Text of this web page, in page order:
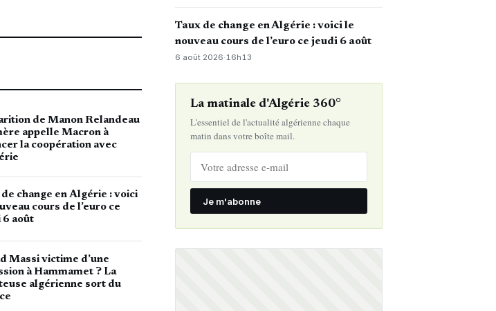
de Manon Relandeau
appelle Macron à
la coopération avec
de change en Algérie : voici
cours de l’euro ce
6 août
Massi victime d’une
à Hammamet ? La
algérienne sort du
Taux de change en Algérie : voici le
nouveau cours de l’euro ce jeudi 6 août
6 août 2026· 16h13
La matinale d'Algérie 360°
L'essentiel de l'actualité algérienne chaque
matin dans votre boîte mail.
Je m'abonne